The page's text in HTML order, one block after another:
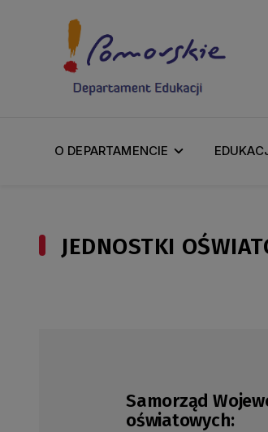
O DEPARTAMENCIE
JEDNOSTKI
Samorząd
oświatowych: